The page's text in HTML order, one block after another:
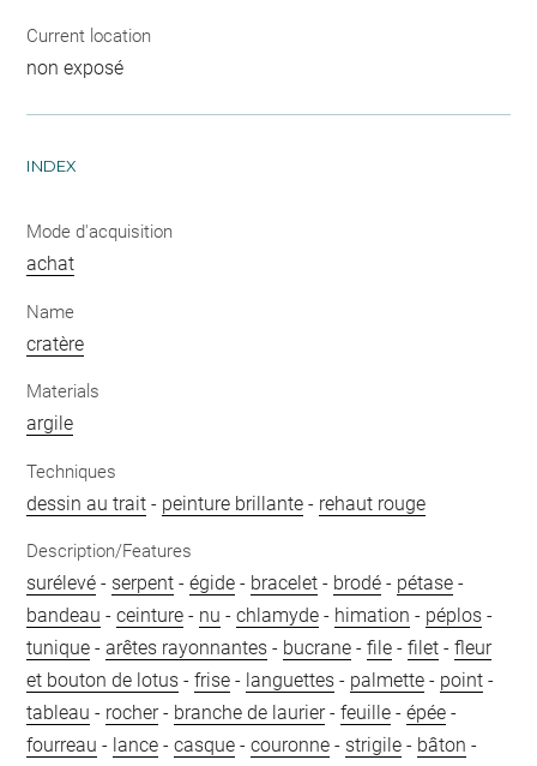
Current location
non exposé
INDEX
Mode d'acquisition
achat
Name
cratère
Materials
argile
Techniques
dessin au trait - peinture brillante - rehaut rouge
Description/Features
surélevé - serpent -égide - bracelet - brodé - pétase -
bandeau -ceinture - nu -chlamyde - himation - péplos -
tunique -arêtes rayonnantes - bucrane -file -filet -fleur
et bouton de lotus -frise - languettes - palmette - point -
tableau - rocher- branche de laurier-feuille -épée -
fourreau - lance -casque -couronne - strigile - bâton -